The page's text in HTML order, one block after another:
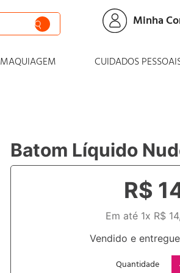
Minha
MAQUIAGEM CUIDADOS
Batom Líquido
R$
Em até 1x R$ 14,
Vendido e
Quantidade